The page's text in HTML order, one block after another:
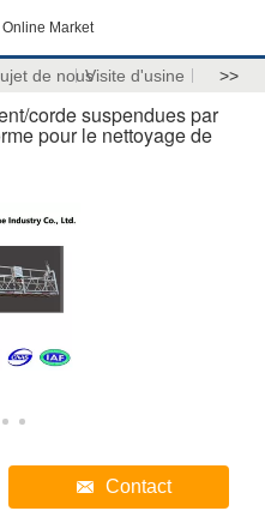
Market
de nousVisite d'usine >>
corde suspendues par
pour le nettoyage de
Contact